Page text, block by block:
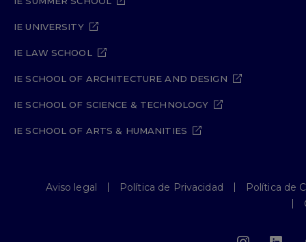
IE UNIVERSITY
IE LAW SCHOOL
IE SCHOOL OF ARCHITECTURE AND DESIGN
IE SCHOOL OF SCIENCE & TECHNOLOGY
IE SCHOOL OF ARTS & HUMANITIES
Aviso legal Política de Privacidad
Política de